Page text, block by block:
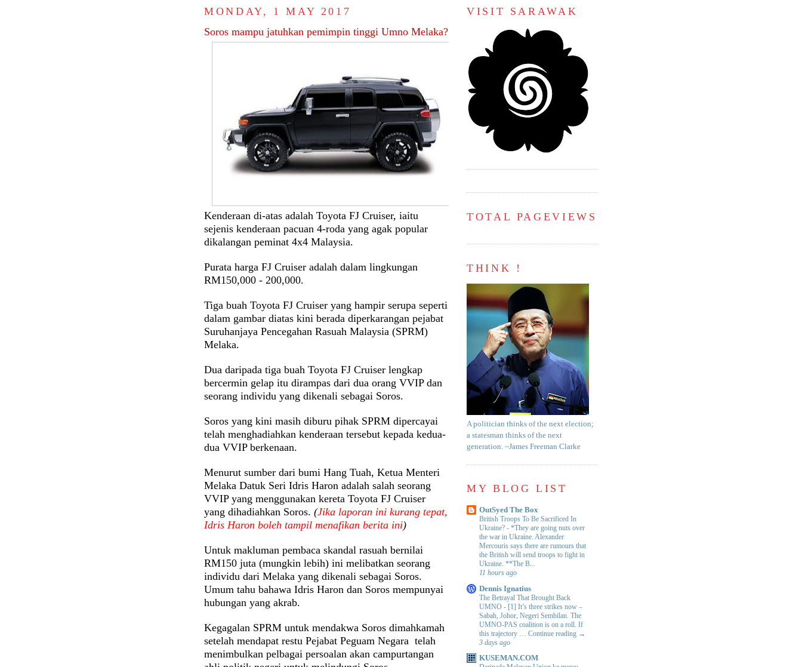
MONDAY, 1 MAY 2017
Soros mampu jatuhkan pemimpin tinggi Umno Melaka?
Kenderaan di-atas adalah Toyota FJ Cruiser, iaitu
sejenis kenderaan pacuan 4-roda yang agak popular
dikalangan peminat 4x4 Malaysia.
Purata harga FJ Cruiser adalah dalam lingkungan
RM150,000 - 200,000.
Tiga buah Toyota FJ Cruiser yang hampir serupa seperti
dalam gambar diatas kini berada diperkarangan pejabat
Suruhanjaya Pencegahan Rasuah Malaysia (SPRM)
Melaka.
Dua daripada tiga buah Toyota FJ Cruiser lengkap
bercermin gelap itu dirampas dari dua orang VVIP dan
seorang individu yang dikenali sebagai Soros.
Soros yang kini masih diburu pihak SPRM dipercayai
telah menghadiahkan kenderaan tersebut kepada kedua-
dua VVIP berkenaan.
Menurut sumber dari bumi Hang Tuah, Ketua Menteri
Melaka Datuk Seri Idris Haron adalah salah seorang
VVIP yang menggunakan kereta Toyota FJ Cruiser
yang dihadiahkan Soros. (Jika laporan ini kurang tepat,
Idris Haron boleh tampil menafikan berita ini)
Untuk makluman pembaca skandal rasuah bernilai
RM150 juta (mungkin lebih) ini melibatkan seorang
individu dari Melaka yang dikenali sebagai Soros.
Umum tahu bahawa Idris Haron dan Soros mempunyai
hubungan yang akrab.
Kegagalan SPRM untuk mendakwa Soros dimahkamah
setelah mendapat restu Pejabat Peguam Negara telah
menimbulkan pelbagai persoalan akan campurtangan
VISIT SARAWAK
TOTAL PAGEVIEWS
THINK !
A politician thinks of the next election;
a statesman thinks of the next
generation. ~James Freeman Clarke
MY BLOG LIST
OutSyed The Box
British Troops To Be Sacrificed In
Ukraine? - *They are going nuts over
the war in Ukraine. Alexander
Mercouris says there are rumours that
the British will send troops to fight in
Ukraine. **The B...
11 hours ago
Dennis Ignatius
The Betrayal That Brought Back
UMNO - [1] It’s three strikes now –
Sabah, Johor, Negeri Sembilan. The
UMNO-PAS coalition is on a roll. If
this trajectory … Continue reading →
3 days ago
KUSEMAN.COM